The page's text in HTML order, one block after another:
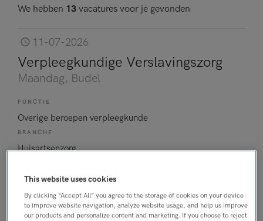
We hebben 13 vacatures voor je gevonden
11-07-2026
Verpleegkundige Verslavingszorg
Maandag, Budel
FUNCTIE
Overige beroepen verpleegkunde
BRANCHE
Huisartsenzorg
HBO
DIENSTVERBAND
Niet nader bepaald
This website uses cookies
By clicking “Accept All” you agree to the storage of cookies on your device
to improve website navigation, analyze website usage, and help us improve
our products and personalize content and marketing. If you choose to reject